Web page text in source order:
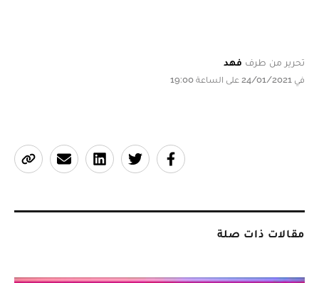
تحرير من طرف فهد
في 24/01/2021 على الساعة 19:00
مقالات ذات صلة